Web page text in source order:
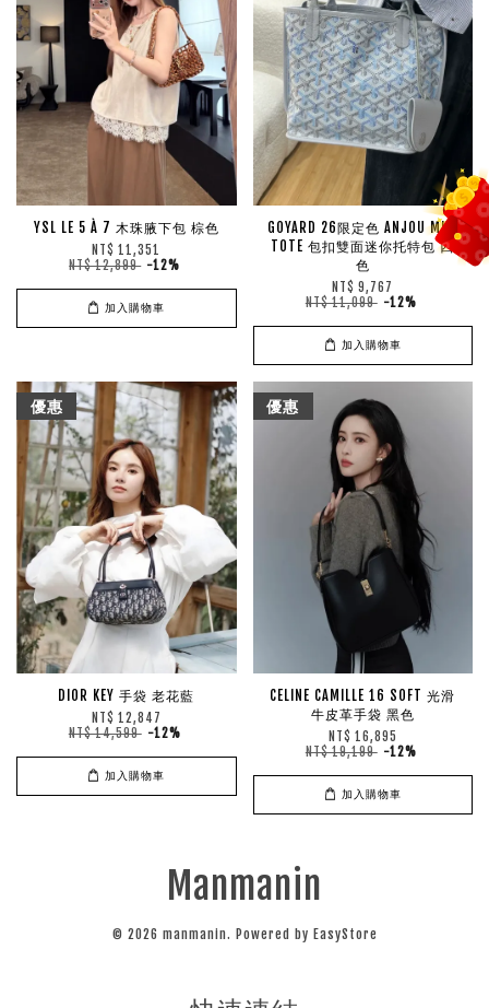
YSL LE 5 À 7 木珠腋下包 棕色
NT$ 11,351
NT$ 12,899 -12%
加入購物車
GOYARD 26限定色 ANJOU MINI
TOTE 包扣雙面迷你托特包 四
色
NT$ 9,767
NT$ 11,099 -12%
加入購物車
優惠
DIOR KEY 手袋 老花藍
NT$ 12,847
NT$ 14,599 -12%
加入購物車
優惠
CELINE CAMILLE 16 SOFT 光滑
牛皮革手袋 黑色
NT$ 16,895
NT$ 19,199 -12%
加入購物車
Manmanin
© 2026 manmanin. Powered by EasyStore